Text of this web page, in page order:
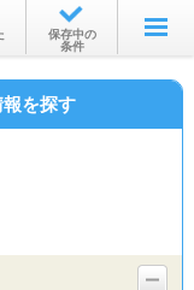
保存中の
条件
を探す